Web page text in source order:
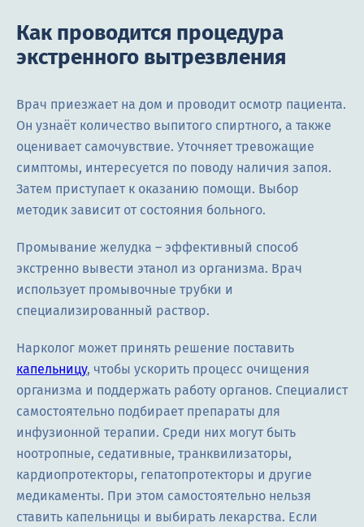
Как проводится процедура
экстренного вытрезвления
Врач приезжает на дом и проводит осмотр пациента.
Он узнаёт количество выпитого спиртного, а также
оценивает самочувствие. Уточняет тревожащие
симптомы, интересуется по поводу наличия запоя.
Затем приступает к оказанию помощи. Выбор
методик зависит от состояния больного.
Промывание желудка – эффективный способ
экстренно вывести этанол из организма. Врач
использует промывочные трубки и
специализированный раствор.
Нарколог может принять решение поставить
капельницу, чтобы ускорить процесс очищения
организма и поддержать работу органов. Специалист
самостоятельно подбирает препараты для
инфузионной терапии. Среди них могут быть
ноотропные, седативные, транквилизаторы,
кардиопротекторы, гепатопротекторы и другие
медикаменты. При этом самостоятельно нельзя
ставить капельницы и выбирать лекарства. Если